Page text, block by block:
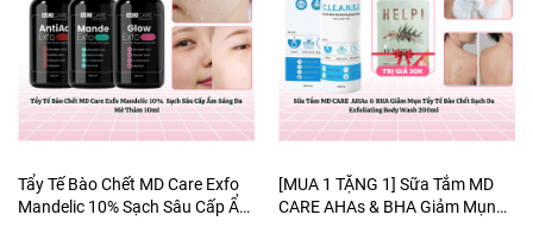
Tẩy Tế Bào Chết MD Care Exfo
Mandelic 10% Sạch Sâu Cấp Ẩm
[MUA 1 TẶNG 1] Sữa Tắm MD
CARE AHAs & BHA Giảm Mụn